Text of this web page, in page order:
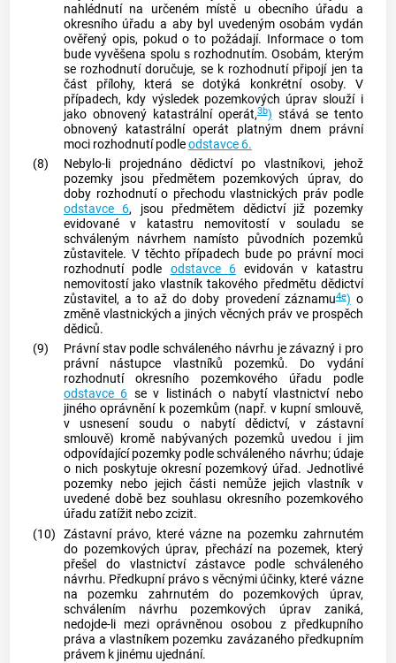
nahlédnutí na určeném místě u obecního úřadu a
okresního úřadu a aby byl uvedeným osobám vydán
ověřený opis, pokud o to požádají. Informace o tom
bude vyvěšena spolu s rozhodnutím. Osobám, kterým
se rozhodnutí doručuje, se k rozhodnutí připojí jen ta
část přílohy, která se dotýká konkrétní osoby. V
případech, kdy výsledek pozemkových úprav slouží i
jako obnovený katastrální operát,3b) stává se tento
obnovený katastrální operát platným dnem právní
moci rozhodnutí podleodstavce 6.
(8)
Nebylo-li projednáno dědictví po vlastníkovi, jehož
pozemky jsou předmětem pozemkových úprav, do
doby rozhodnutí o přechodu vlastnických práv podle
odstavce 6, jsou předmětem dědictví již pozemky
evidované v katastru nemovitostív souladu se
schváleným návrhem namísto původních pozemků
zůstavitele. V těchto případech bude po právní moci
rozhodnutí podle odstavce 6evidován v katastru
nemovitostíjako vlastník takového předmětu dědictví
zůstavitel, a to až do doby provedení záznamu4e) o
změně vlastnických a jiných věcných práv ve prospěch
dědiců.
(9)
Právní stav podle schváleného návrhu je závazný i pro
právní nástupce vlastníků pozemků. Do vydání
rozhodnutí okresního pozemkového úřadu podle
odstavce 6 se v listinách o nabytí vlastnictví nebo
jiného oprávnění k pozemkům (např. v kupní smlouvě,
v usnesení soudu o nabytí dědictví, v zástavní
smlouvě) kromě nabývaných pozemků uvedou i jim
odpovídající pozemky podle schváleného návrhu; údaje
o nich poskytuje okresní pozemkový úřad. Jednotlivé
pozemky nebo jejich části nemůže jejich vlastník v
uvedené době bez souhlasu okresního pozemkového
úřadu zatížit nebo zcizit.
(10) Zástavní právo, které vázne na pozemku zahrnutém
do pozemkových úprav, přechází na pozemek, který
přešel do vlastnictví zástavce podle schváleného
návrhu. Předkupní právo s věcnými účinky, které vázne
na pozemku zahrnutém do pozemkových úprav,
schválením návrhu pozemkových úprav zaniká,
nedojde-li mezi oprávněnou osobou z předkupního
práva a vlastníkem pozemku zavázaného předkupním
právem k jinému ujednání.